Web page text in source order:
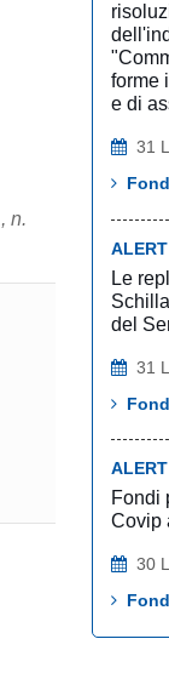
n.
forme
e di
31
ALERT
Le
del
31
ALERT
Fondi
Covip
30